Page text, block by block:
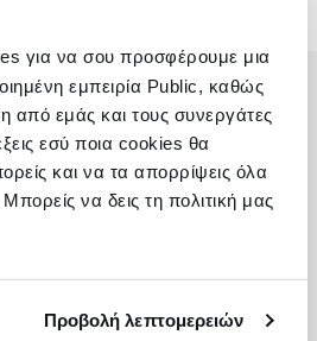
για να σου προσφέρουμε μια
εμπειρία Public, καθώς
από εμάς και τους συνεργάτες
εσύ ποια cookies θα
και να τα απορρίψεις όλα
να δεις τη πολιτική μας
Προβολή λεπτομερειών
να χρειάζεται και
παρακάτω επισκευές:
Οθόνης Xiaomi